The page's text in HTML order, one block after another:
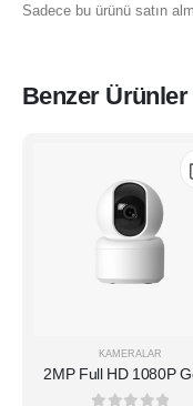
Sadece bu ürünü satın
Benzer Ürünler
KAMERALAR
2MP Full HD 1080P
Görüşlü 2.4G Wi-Fili